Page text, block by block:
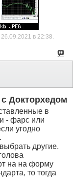
в 22:38.
Докторхедом
в
- фарс или
угодно
другие.
на на форму
то тогда